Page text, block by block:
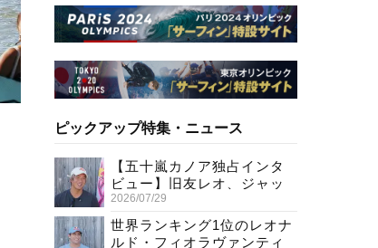
ピックアップ特集・ニュース
【五十嵐カノア独占インタ
ビュー】旧友レオ、ジャッ
クとの豪華プライベートセ
ッション
2026/07/29
世界ランキング1位のレオナ
ルド・フィオラヴァンティ